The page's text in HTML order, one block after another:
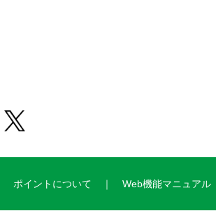
ポイントについて Web機能マニュアル